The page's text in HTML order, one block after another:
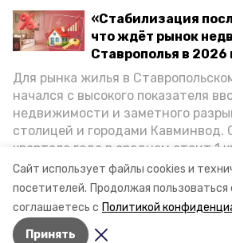
Сайт использует файлы cookies и
посетителей. Продолжая
соглашаетесь с Политикой
Принять
«Стабилизация
что ждёт рынок
Ставрополья в 2026
Для рынка жилья в
начался с высокого показателя
недвижимости и заметного
столицей и городами Кавминвод.
квартале года в среднем стоит 1
городах и округах региона, как
первичку и вторичку, какова
собственного жилья в этом году и
стоимости квадратных метров
выясняла корреспондент
жителей», — сообщает
Предгорного округа.
Отмечается, что бренд уже
губернатора Владимира
широко использован для
территории.
Авторы: Никита Пешков
Авторы: Никита Пешков